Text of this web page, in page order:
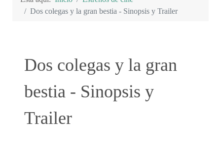
Dos colegas y la gran bestia - Sinopsis y Trailer
Dos colegas y la gran
bestia - Sinopsis y
Trailer